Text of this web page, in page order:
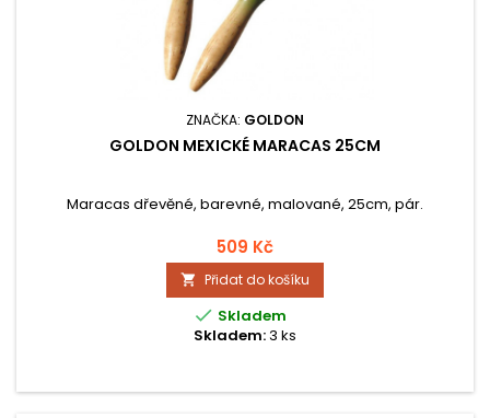
ZNAČKA: GOLDON
GOLDON MEXICKÉ MARACAS 25CM
Maracas dřevěné, barevné, malované, 25cm, pár.
509 Kč
 Přidat do košíku
 Skladem
Skladem:3 ks